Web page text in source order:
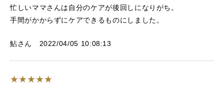
忙しいママさんは自分のケアが後回しになりがち。
手間がかからずにケアできるものにしました。
鮎さん 2022/04/05 10:08:13